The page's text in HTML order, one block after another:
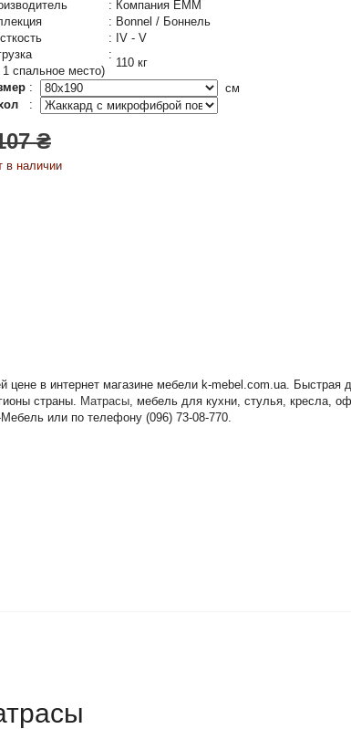
: Компания ЕММ
: Bonnel / Боннель
: IV - V
1 спальное место)
:
110 кг
:
см
:
₴
в наличии
цене в интернет магазине мебели k-mebel.com.ua.
страны. Матрасы, мебель для кухни, стулья, кресла,
или по телефону (096) 73-08-770.